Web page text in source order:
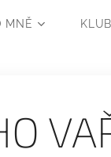
MNĚ KLUB